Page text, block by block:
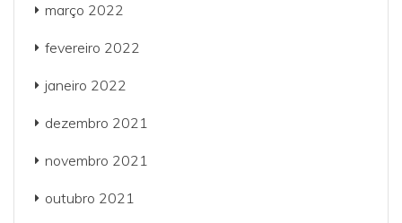
março 2022
fevereiro 2022
janeiro 2022
dezembro 2021
novembro 2021
outubro 2021